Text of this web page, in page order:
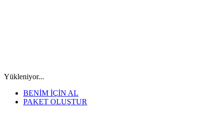
Yükleniyor...
BENİM İÇİN AL
PAKET OLUŞTUR